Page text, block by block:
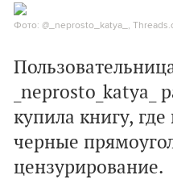
Фото: @_neprosto_katya_,
_neprosto_katya_
купила книгу, где
черные
цензурирование.